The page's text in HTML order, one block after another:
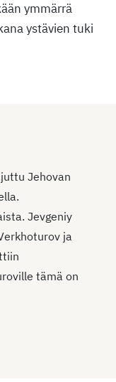
ymmärrä
ystävien tuki
Jehovan
Jevgeniy
ja
tämä on